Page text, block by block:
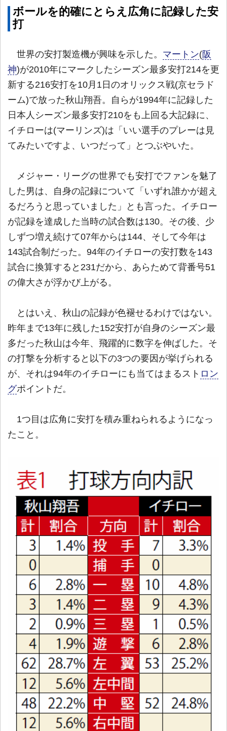
ボールを的確にとらえ広角に記録した安
打
世界の安打製造機が興味を示した。 マートン(阪
神)が2010年にマークしたシーズン最多安打214を更
新する216安打を10月1日のオリックス戦(京セラド
ーム)で放った秋山翔吾。自らが1994年に記録した
日本人シーズン最多安打210をも上回る大記録に、
イチローは(マーリンズ)は「いい選手のプレーは見
てみたいですよ、いつだって」とつぶやいた。
メジャー・リーグの世界でも安打でファンを魅了
した男は、自身の記録について「いずれ誰かが超え
るだろうと思っていました」とも言った。イチロー
が記録を達成した当時の試合数は130。その後、少
しずつ増え続けて07年からは144、そして今年は
143試合制だった。94年のイチローの安打数を143
試合に換算すると231だから、あらためて背番号51
の偉大さが浮かび上がる。
とはいえ、秋山の記録が色褪せるわけではない。
昨年まで13年に残した152安打が自身のシーズン最
多だった秋山は今年、飛躍的に数字を伸ばした。そ
の打撃を分析すると以下の3つの要因が挙げられる
が、それは94年のイチローにも当てはまるスト ロン
グポイントだ。
1つ目は広角に安打を積み重ねられるようになっ
たこと。